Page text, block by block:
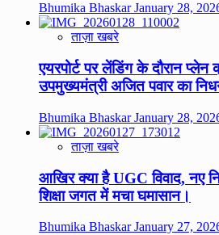
Bhumika BhaskarJanuary 28,
ताज़ा खबरे
एयरपोर्ट पर लेंडिंग के दौरान प्लेन
उपमुख्यमंत्री अजित पवार का
Bhumika BhaskarJanuary 28,
ताज़ा खबरे
आखिर क्या है UGC विवाद, नए
शिक्षा जगत में मचा घमासान।
Bhumika BhaskarJanuary 27,